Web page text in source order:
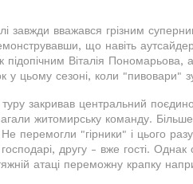
завжди вважався грізним
що навіть
підопічним Віталія
у цьому сезоні, коли "пивовари"
закривав центральний
житомирську команду.
перемогли "гірники" і цього
другу - вже гості.
атаці переможну крапку